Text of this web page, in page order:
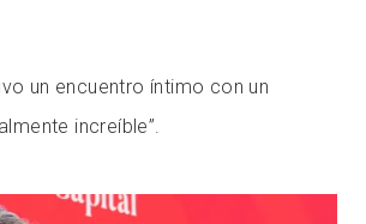
un encuentro íntimo con un
increíble”.